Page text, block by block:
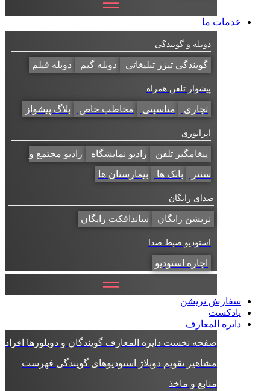
خدمات ما
دوبله و گویندگی
گویندگی تیزر تبلیغاتی دوبله گیم دوبله فیلم
پیشواز تلفن همراه
تجاری مناسبتی مخاطب خاص بلاگ پیشواز
اپراتوری
پیغامگیر تلفن رادیو نمایشگاه رادیو مجتمع و
سنتر بانک ها بیمارستان ها
صدای رایگان
نریشن رایگان ساندافکت رایگان
استودیو ضبط صدا
اجاره استودیو
سفارش نریشن
پادکست
دایره المعارف
صفحه نخست دایره المعارفگویندگان و دوبلورهاافراد
مشاهیرتقویم دوبلاژاستودیوهای گویندگیفهرست
منابع و ماخذ